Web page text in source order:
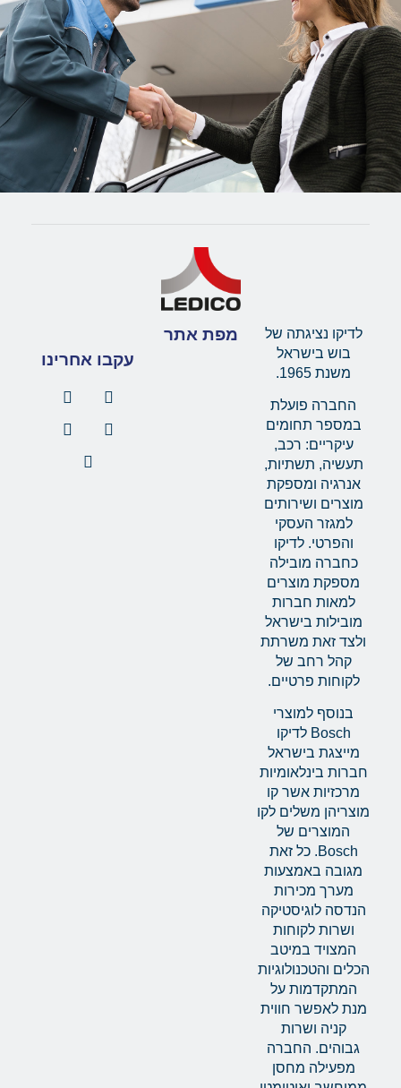
לדיקו נציגתה של
בוש בישראל
משנת 1965.
החברה פועלת
במספר תחומים
עיקריים: רכב,
תעשיה, תשתיות,
אנרגיה ומספקת
מוצרים ושירותים
למגזר העסקי
והפרטי. לדיקו
כחברה מובילה
מספקת מוצרים
למאות חברות
מובילות בישראל
ולצד זאת משרתת
קהל רחב של
לקוחות פרטיים.
בנוסף למוצרי
Bosch לדיקו
מייצגת בישראל
חברות בינלאומיות
מרכזיות אשר קו
מוצריהן משלים לקו
המוצרים של
Bosch. כל זאת
מגובה באמצעות
מערך מכירות
הנדסה לוגיסטיקה
ושרות לקוחות
המצויד במיטב
הכלים והטכנולוגיות
המתקדמות על
מנת לאפשר חווית
קניה ושרות
גבוהים. החברה
מפעילה מחסן
מפת אתר
עקבו אחרינו